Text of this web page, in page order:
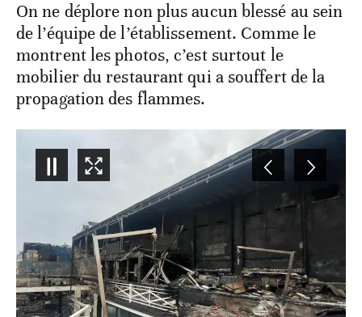
On ne déplore non plus aucun blessé au sein
de l’équipe de l’établissement. Comme le
montrent les photos, c’est surtout le
mobilier du restaurant qui a souffert de la
propagation des flammes.